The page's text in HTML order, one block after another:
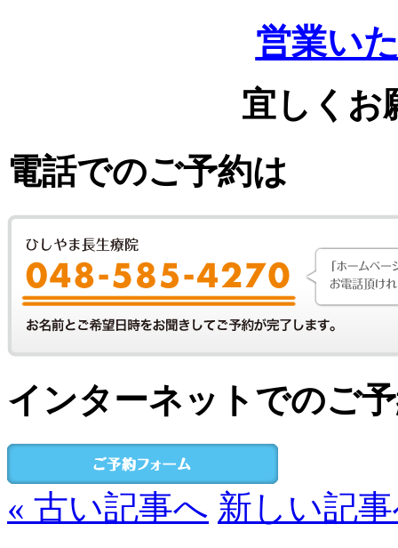
営業い
宜しくお
電話でのご予約は
インターネットでのご
« 古い記事へ 新しい記